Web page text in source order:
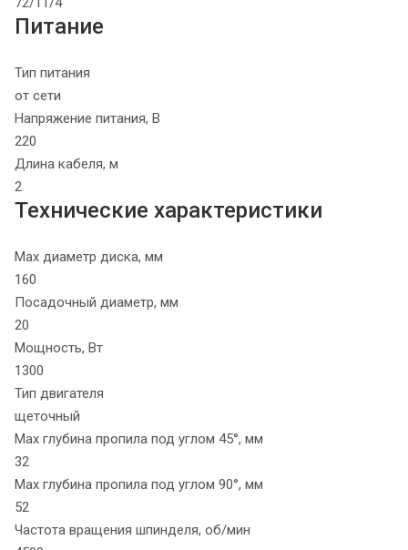
Питание
Тип питания
от сети
Напряжение питания, В
220
Длина кабеля, м
2
Технические характеристики
Max диаметр диска, мм
160
Посадочный диаметр, мм
20
Мощность, Вт
1300
Тип двигателя
щеточный
Max глубина пропила под углом 45°, мм
32
Max глубина пропила под углом 90°, мм
52
Частота вращения шпинделя, об/мин